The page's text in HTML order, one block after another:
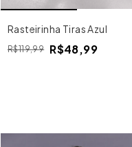
Rasteirinha Tiras Azul
R$119,99 R$48,99